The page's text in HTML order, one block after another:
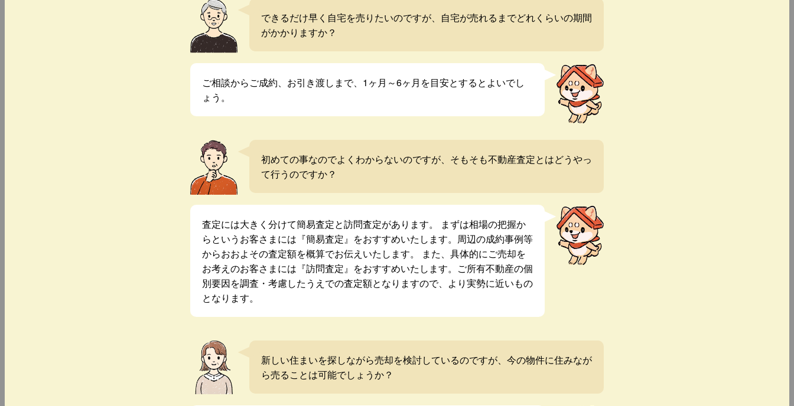
できるだけ早く自宅を売りたいのですが、自宅が売れるまでどれくらいの期間
がかかりますか？
ご相談からご成約、お引き渡しまで、1ヶ月～6ヶ月を目安とするとよいでし
ょう。
初めての事なのでよくわからないのですが、そもそも不動産査定とはどうやっ
て行うのですか？
査定には大きく分けて簡易査定と訪問査定があります。 まずは相場の把握か
らというお客さまには『簡易査定』をおすすめいたします。周辺の成約事例等
からおおよその査定額を概算でお伝えいたします。 また、具体的にご売却を
お考えのお客さまには『訪問査定』をおすすめいたします。ご所有不動産の個
別要因を調査・考慮したうえでの査定額となりますので、より実勢に近いもの
となります。
新しい住まいを探しながら売却を検討しているのですが、今の物件に住みなが
ら売ることは可能でしょうか？